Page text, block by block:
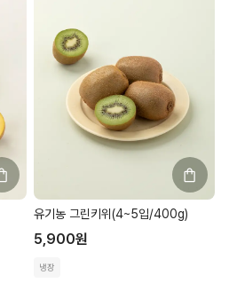
유기농 그린키위(4~5입/400g)
5,900원
냉장